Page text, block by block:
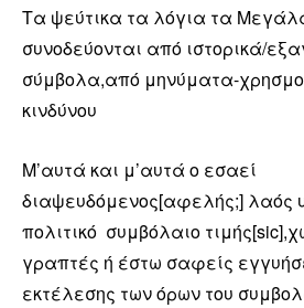
Τα ψεύτικα τα λόγια τα
συνοδεύονται από ιστορικά/
σύμβολα,από μηνύματα-
κινδύνου
Μ’αυτά και μ’αυτά ο εσαεί
διαψευδόμενος[αφελής;] λαός
πολιτικό συμβόλαιο
γραπτές ή έστω σαφείς
εκτέλεσης των όρων του